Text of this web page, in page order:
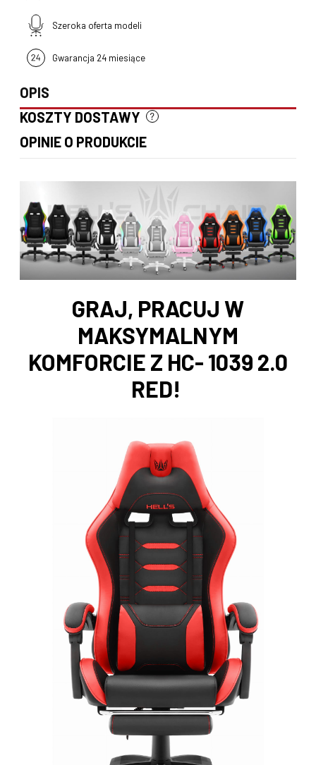
Szeroka oferta modeli
Gwarancja 24 miesiące
OPIS
KOSZTY DOSTAWY
OPINIE O PRODUKCIE
GRAJ, PRACUJ W
MAKSYMALNYM
KOMFORCIE Z HC- 1039 2.0
RED!